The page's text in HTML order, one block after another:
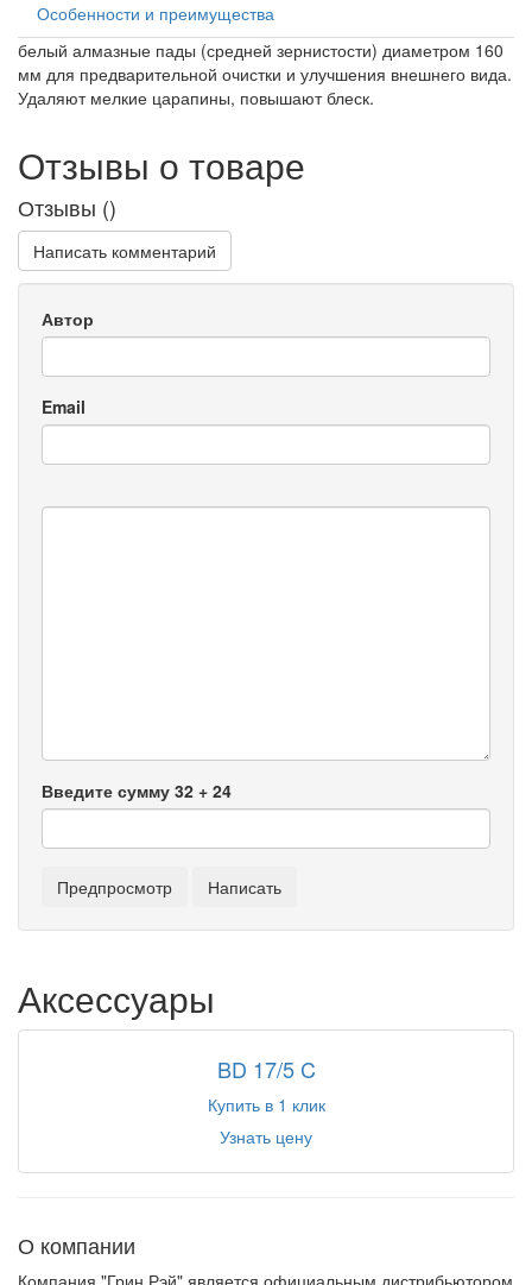
Особенности и преимущества
белый алмазные пады (средней зернистости) диаметром 160
мм для предварительной очистки и улучшения внешнего вида.
Удаляют мелкие царапины, повышают блеск.
Отзывы о товаре
Отзывы ()
Написать комментарий
Автор
Email
Введите сумму 32 + 24
Аксессуары
BD 17/5 C
Купить в 1 клик
Узнать цену
О компании